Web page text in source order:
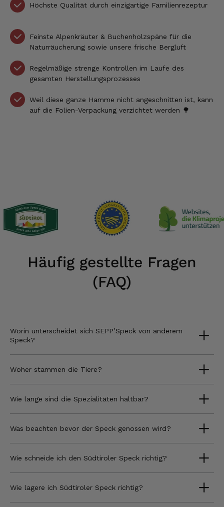
Höchste Qualität durch einzigartige Familienrezeptur
Feinste Alpenkräuter & Buchenholzspäne für die
Naturräucherung sowie unsere frische Bergluft
Regelmäßige strenge Kontrollen im Laufe des
gesamten Herstellungsprozesses
Weil diese ganze Hamme nicht angeschnitten ist, kann
auf die Folien-Verpackung verzichtet werden 🌳
Häufig gestellte Fragen
(FAQ)
Worin unterscheidet sich SEPP’Speck von anderem
Speck?
Woher stammen die Tiere?
Wie lange sind die Spezialitäten haltbar?
Was beachten bevor der Speck genossen wird?
Wie schneide ich den Südtiroler Speck richtig?
Wie lagere ich Südtiroler Speck richtig?